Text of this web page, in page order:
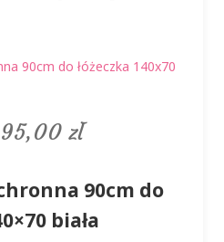
95,00 zł
90cm do
biała